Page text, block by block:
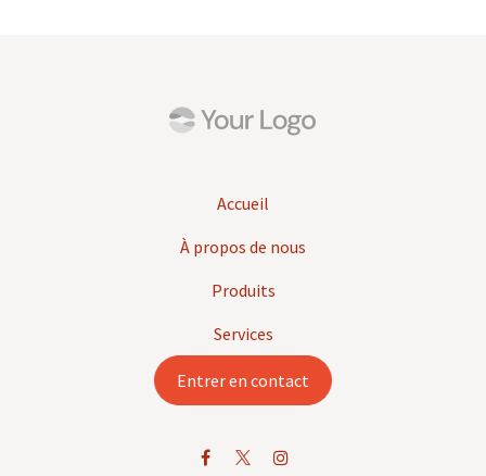
Accueil
À propos de nous
Produits
Services
Entrer en contact